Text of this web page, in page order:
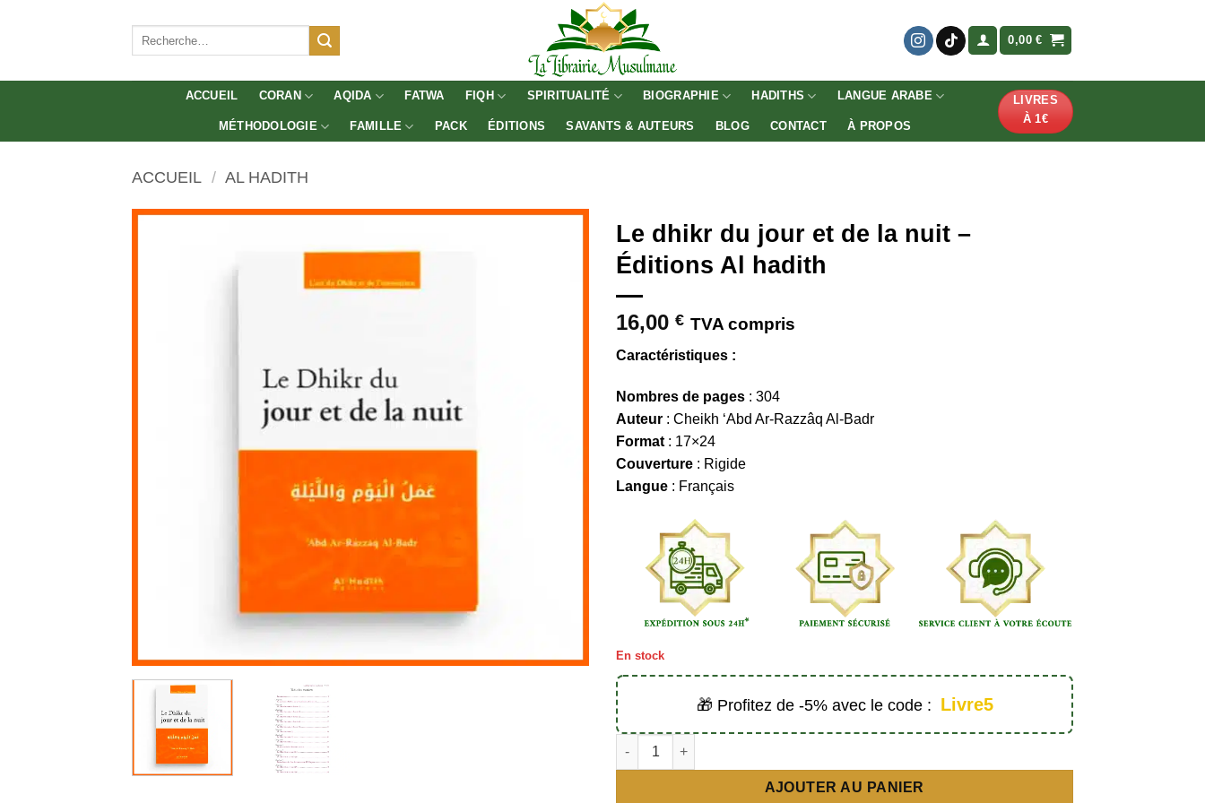
0,00€
ACCUEIL CORAN AQIDA FATWA FIQH SPIRITUALITÉ BIOGRAPHIE HADITHS LANGUE ARABE
MÉTHODOLOGIE FAMILLE PACK ÉDITIONS SAVANTS & AUTEURS BLOG CONTACT À PROPOS
LIVRES
À 1€
ACCUEIL / AL HADITH
Le dhikr du jour et de la nuit –
Éditions Al hadith
16,00 € TVA compris
Caractéristiques :
Nombres de pages : 304
Auteur : Cheikh ‘Abd Ar-Razzâq Al-Badr
Format : 17×24
Couverture : Rigide
Langue : Français
En stock
🎁 Profitez de -5% avec le code : Livre5
quantité de Le dhikr du jour et de la nuit - Éditions Al hadith
AJOUTER AU PANIER